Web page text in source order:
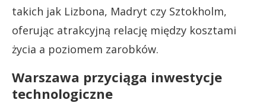
takich jak Lizbona, Madryt czy Sztokholm,
oferując atrakcyjną relację między kosztami
życia a poziomem zarobków.
Warszawa przyciąga inwestycje
technologiczne